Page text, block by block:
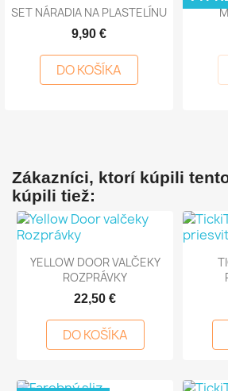
SET NÁRADIA NA PLASTELÍNU
9,90 €
DO KOŠÍKA
Zákazníci, ktorí kúpili
kúpili tiež:
YELLOW DOOR VALČEKY
ROZPRÁVKY
22,50 €
DO KOŠÍKA